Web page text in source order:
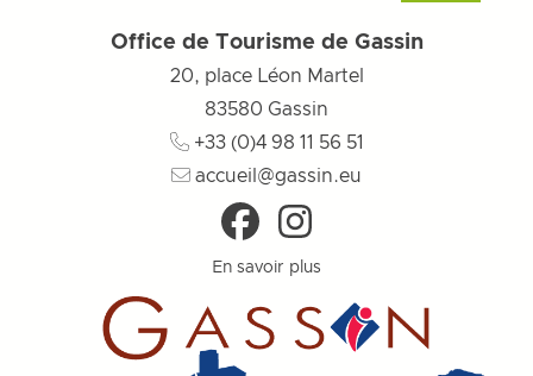
Office de Tourisme de Gassin
20, place Léon Martel
83580 Gassin
+33 (0)4 98 11 56 51
accueil@gassin.eu
En savoir plus